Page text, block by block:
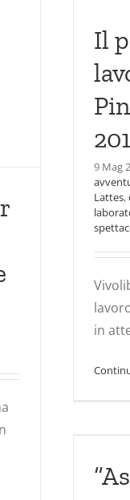
Il
9 Mag
Lattes,
in
a